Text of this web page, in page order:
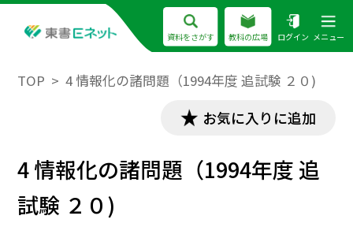
資料をさがす 教科の広場 ログイン メニュー
TOP 4 情報化の諸問題（1994年度 追試験 ２０)
お気に入りに追加
4 情報化の諸問題（1994年度 追
試験 ２０)